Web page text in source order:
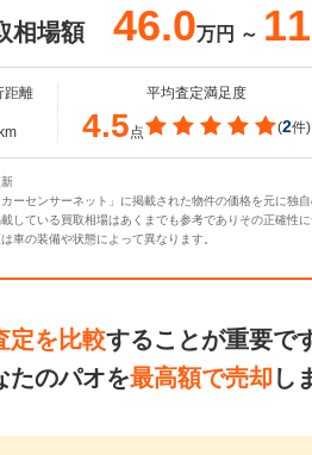
相場額 46.0万円 ～
距離 平均査定満足度
4.5点 (2件)
ーセンサーネット」に掲載された物件の価格を元に独
している買取相場はあくまでも参考でありその正確性に
車の装備や状態によって異なります。
定を比較することが重要で
たのパオを最高額で売却 し